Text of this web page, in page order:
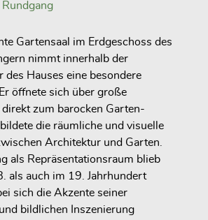
Rundgang
Gartensaal im Erdgeschoss des
nimmt innerhalb der
des Hauses eine besondere
öffnete sich über große
direkt zum barocken Garten-
die räumliche und visuelle
Architektur und Garten.
als Repräsentationsraum blieb
als auch im 19. Jahrhundert
sich die Akzente seiner
bildlichen Inszenierung